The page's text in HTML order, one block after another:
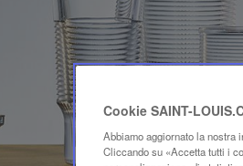
Cookie SAINT-
Abbiamo aggiornato la nostra
Cliccando su «Accetta tutti i